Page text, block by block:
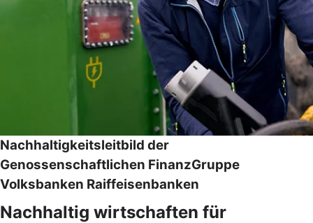
Nachhaltigkeitsleitbild der
Genossenschaftlichen FinanzGruppe
Volksbanken Raiffeisenbanken
Nachhaltig wirtschaften für